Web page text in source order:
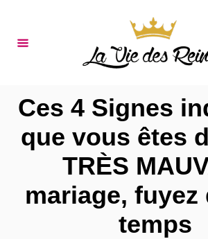
Ces 4 Signes
que vous êtes
TRÈS
mariage, fuyez
temps